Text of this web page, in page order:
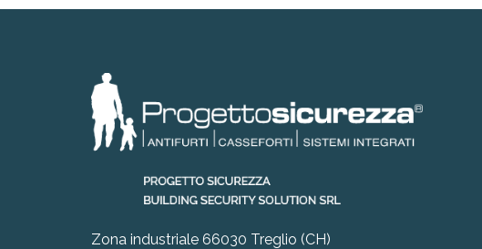
Zona industriale 66030 Treglio (CH)